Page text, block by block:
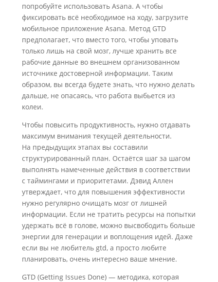
попробуйте использовать Asana. А чтобы
фиксировать всё необходимое на ходу, загрузите
мобильное приложение Asana. Метод GTD
предполагает, что вместо того, чтобы уповать
только лишь на свой мозг, лучше хранить все
рабочие данные во внешнем организованном
источнике достоверной информации. Таким
образом, вы всегда будете знать, что нужно делать
дальше, не опасаясь, что работа выбьется из
колеи.
Чтобы повысить продуктивность, нужно отдавать
максимум внимания текущей деятельности.
На предыдущих этапах вы составили
структурированный план. Остаётся шаг за шагом
выполнять намеченные действия в соответствии
с таймингами и приоритетами. Дэвид Аллен
утверждает, что для повышения эффективности
нужно регулярно очищать мозг от лишней
информации. Если не тратить ресурсы на попытки
удержать всё в голове, можно высвободить больше
энергии для генерации и воплощения идей. Даже
если вы не любитель gtd, а просто любите
планировать, очень интересно ваше мнение.
GTD (Getting Issues Done) — методика, которая